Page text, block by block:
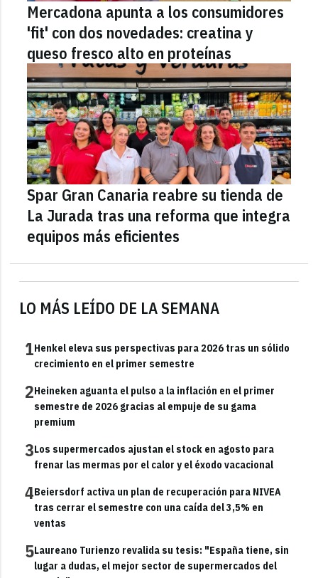
LO MÁS LEÍDO DE LA SEMANA
1Henkel eleva sus perspectivas para 2026 tras un sólido
crecimiento en el primer semestre
2Heineken aguanta el pulso a la inflación en el primer
semestre de 2026 gracias al empuje de su gama
premium
3Los supermercados ajustan el stock en agosto para
frenar las mermas por el calor y el éxodo vacacional
4Beiersdorf activa un plan de recuperación para NIVEA
tras cerrar el semestre con una caída del 3,5% en
ventas
5Laureano Turienzo revalida su tesis: "España tiene, sin
lugar a dudas, el mejor sector de supermercados del
Mercadona apunta a los consumidores
'fit' con dos novedades: creatina y
queso fresco alto en proteínas
Spar Gran Canaria reabre su tienda de
La Jurada tras una reforma que integra
equipos más eficientes